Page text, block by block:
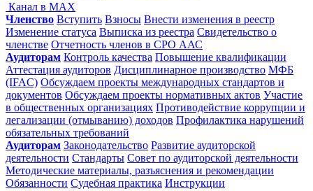
Канал в MAX
Членство Вступить Взносы Внести изменения в реестр
Изменение статуса Выписка из реестра Свидетельство о
членстве Отчетность членов в СРО ААС
Аудиторам Контроль качества Повышение квалификации
Аттестация аудиторов Дисциплинарное производство МФБ
(IFAC) Обсуждаем проекты международных стандартов и
документов Обсуждаем проекты нормативных актов Участие
в общественных организациях Противодействие коррупции и
легализации (отмыванию) доходов Профилактика нарушений
обязательных требований
Аудиторам Законодательство Развитие аудиторской
деятельности Стандарты Совет по аудиторской деятельности
Методические материалы, разъяснения и рекомендации
Обязанности Судебная практика Инструкции